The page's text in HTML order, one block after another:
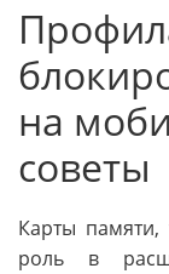
на
советы
Карты памяти,
роль в